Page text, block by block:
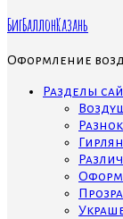
БигБаллонКазань
Оформление
Разделы